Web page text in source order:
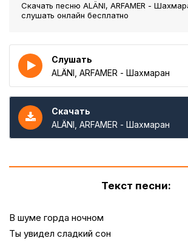
Скачать песню ALÄNI, ARFAMER -
слушать онлайн бесплатно
Слушать
ALÄNI, ARFAMER - Шахмаран
Скачать
ALÄNI, ARFAMER - Шахмаран
Текст песни:
В шуме горда ночном
Ты увидел сладкий сон